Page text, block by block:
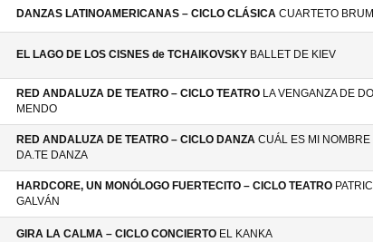
DANZAS LATINOAMERICANAS – CICLO CLÁSICA CUARTETO
EL LAGO DE LOS CISNES de TCHAIKOVSKY BALLET DE KIEV
RED ANDALUZA DE TEATRO – CICLO TEATRO LA VENGANZA DE
MENDO
RED ANDALUZA DE TEATRO – CICLO DANZA CUÁL ES MI NOMBRE
DA.TE DANZA
HARDCORE, UN MONÓLOGO FUERTECITO – CICLO TEATRO
GALVÁN
GIRA LA CALMA – CICLO CONCIERTO EL KANKA